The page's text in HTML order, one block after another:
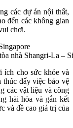
các dự án nội thất,
đến các không gian
chơi.
nhà Shangri-La –
ích cho sức khỏe và
thúc đẩy việc bảo vệ
các vật liệu và công
hài hòa và gắn kết
và đề cao giá trị của